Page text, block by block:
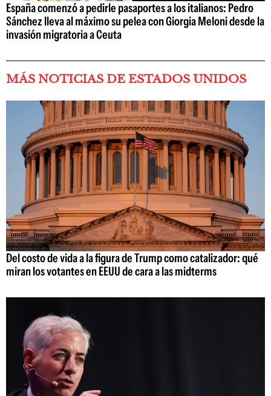
España comenzó a pedirle pasaportes a los italianos: Pedro
Sánchez lleva al máximo su pelea con Giorgia Meloni desde la
invasión migratoria a Ceuta
MÁS NOTICIAS DE ESTADOS UNIDOS
Del costo de vida a la figura de Trump como catalizador: qué
miran los votantes en EEUU de cara a las midterms